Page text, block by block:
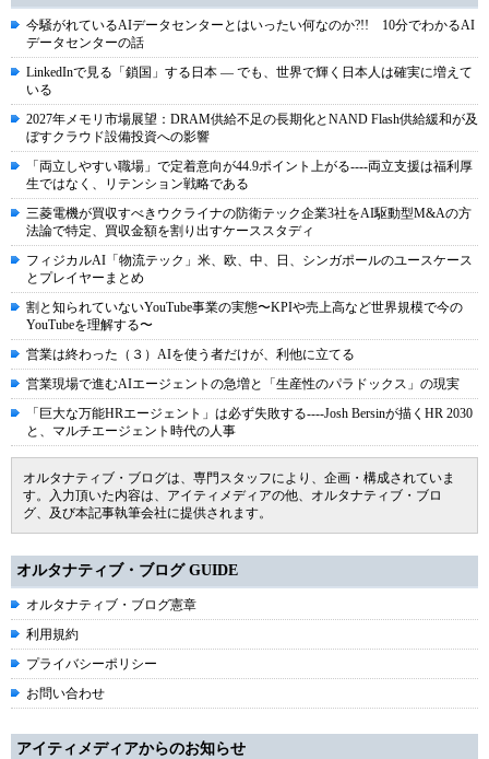
今騒がれているAIデータセンターとはいったい何なのか?!! 10分でわかるAI
データセンターの話
LinkedInで見る「鎖国」する日本 ― でも、世界で輝く日本人は確実に増えて
いる
2027年メモリ市場展望：DRAM供給不足の長期化とNAND Flash供給緩和が及
ぼすクラウド設備投資への影響
「両立しやすい職場」で定着意向が44.9ポイント上がる----両立支援は福利厚
生ではなく、リテンション戦略である
三菱電機が買収すべきウクライナの防衛テック企業3社をAI駆動型M&Aの方
法論で特定、買収金額を割り出すケーススタディ
フィジカルAI「物流テック」米、欧、中、日、シンガポールのユースケース
とプレイヤーまとめ
割と知られていないYouTube事業の実態〜KPIや売上高など世界規模で今の
YouTubeを理解する〜
営業は終わった（３）AIを使う者だけが、利他に立てる
営業現場で進むAIエージェントの急増と「生産性のパラドックス」の現実
「巨大な万能HRエージェント」は必ず失敗する----Josh Bersinが描くHR 2030
と、マルチエージェント時代の人事
オルタナティブ・ブログは、専門スタッフにより、企画・構成されていま
す。入力頂いた内容は、アイティメディアの他、オルタナティブ・ブロ
グ、及び本記事執筆会社に提供されます。
オルタナティブ・ブログ GUIDE
オルタナティブ・ブログ憲章
利用規約
プライバシーポリシー
お問い合わせ
アイティメディアからのお知らせ